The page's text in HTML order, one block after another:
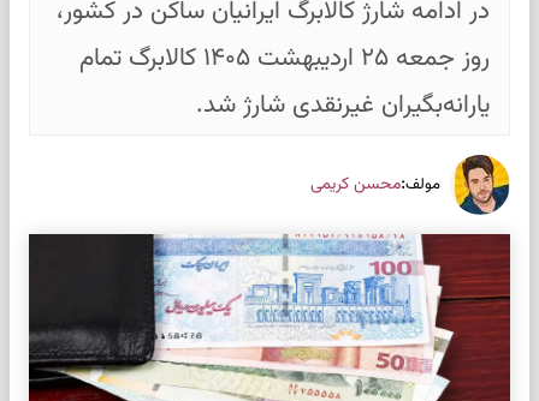
در ادامه شارژ کالابرگ ایرانیان ساکن در کشور،
روز جمعه ۲۵ اردیبهشت ۱۴۰۵ کالابرگ تمام
یارانه‌بگیران غیرنقدی شارژ شد.
مولف:محسن کریمی